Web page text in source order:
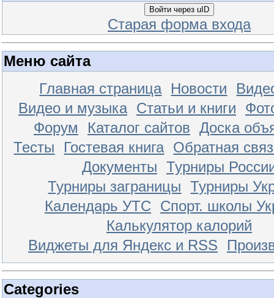
Войти через uID
Старая форма входа
Меню сайта
Главная страница
Новости
Видео и музыка Статьи и книги
Форум
Каталог сайтов Доска
Тесты
Гостевая книга Обратная
Документы Турниры
Турниры заграницы
Турниры
Календарь УТС
Спорт. школы
Калькулятор калорий
Виджеты для Яндекс и RSS
Categories